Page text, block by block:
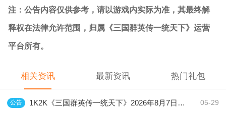
注：公告内容仅供参考，请以游戏内实际为准，其最终解
释权在法律允许范围，归属《三国群英传一统天下》运营
平台所有。
相关资讯 最新资讯 热门礼包
公告 1K2K《三国群英传一统天下》2026年8月7日更新维护公告 05-29